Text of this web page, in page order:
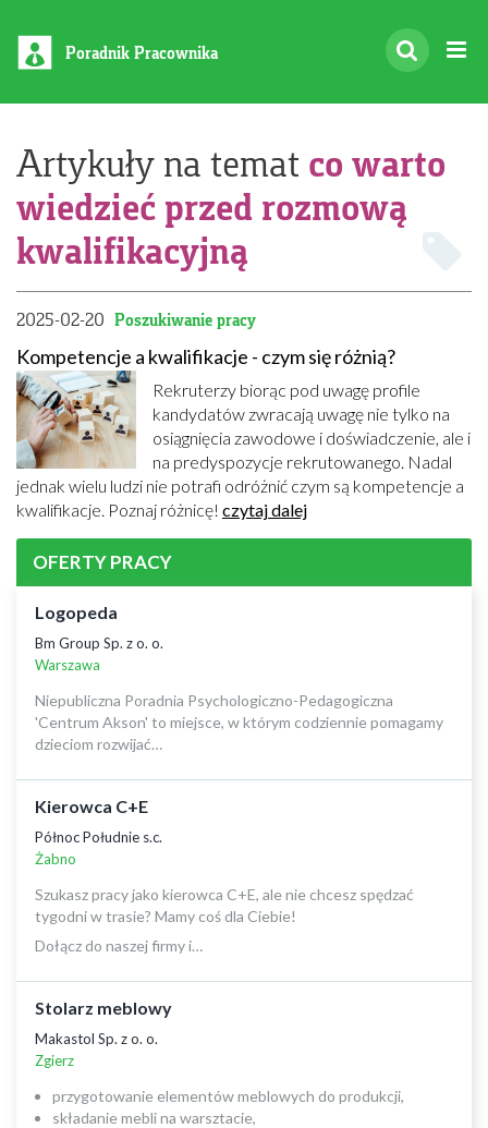
Poradnik Pracownika
Artykuły na temat co warto
wiedzieć przed rozmową
kwalifikacyjną
2025-02-20 Poszukiwanie pracy
Kompetencje a kwalifikacje - czym się różnią?
Rekruterzy biorąc pod uwagę profile
kandydatów zwracają uwagę nie tylko na
osiągnięcia zawodowe i doświadczenie, ale i
na predyspozycje rekrutowanego. Nadal
jednak wielu ludzi nie potrafi odróżnić czym są kompetencje a
kwalifikacje. Poznaj różnicę! czytaj dalej
OFERTY PRACY
Logopeda
Bm Group Sp. z o. o.
Warszawa
Niepubliczna Poradnia Psychologiczno-Pedagogiczna
'Centrum Akson' to miejsce, w którym codziennie pomagamy
dzieciom rozwijać…
Kierowca C+E
Północ Południe s.c.
Żabno
Szukasz pracy jako kierowca C+E, ale nie chcesz spędzać
tygodni w trasie? Mamy coś dla Ciebie!
Dołącz do naszej firmy i…
Stolarz meblowy
Makastol Sp. z o. o.
Zgierz
przygotowanie elementów meblowych do produkcji,
składanie mebli na warsztacie,